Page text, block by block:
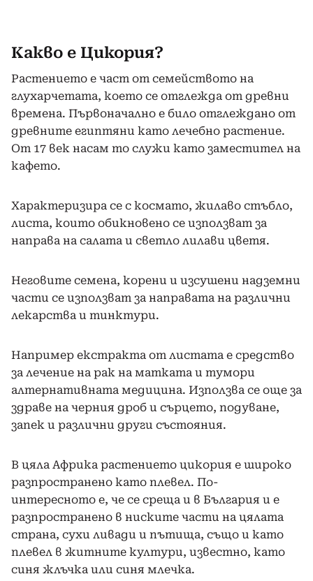
Какво е Цикория?
Растението е част от семейството на
глухарчетата, което се отглежда от древни
времена. Първоначално е било отглеждано от
древните египтяни като лечебно растение.
От 17 век насам то служи като заместител на
кафето.
Характеризира се с космато, жилаво стъбло,
листа, които обикновено се използват за
направа на салата и светло лилави цветя.
Неговите семена, корени и изсушени надземни
части се използват за направата на различни
лекарства и тинктури.
Например екстракта от листата е средство
за лечение на рак на матката и тумори
алтернативната медицина. Използва се още за
здраве на черния дроб и сърцето, подуване,
запек и различни други състояния.
В цяла Африка растението цикория е широко
разпространено като плевел. По-
интересното е, че се среща и в България и е
разпространено в ниските части на цялата
страна, сухи ливади и пътища, също и като
плевел в житните култури, известно, като
синя жлъчка или синя млечка.